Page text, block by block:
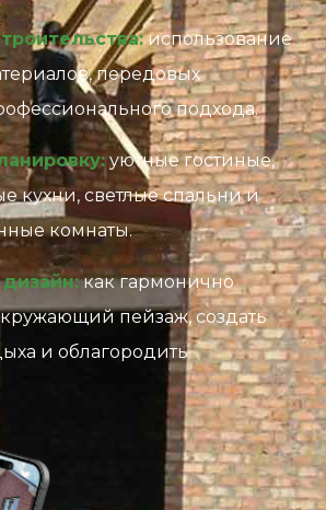
использование
передовых
подхода.
уютные гостиные,
кухни, светлые спальни и
комнаты.
как гармонично
пейзаж, создать
и облагородить